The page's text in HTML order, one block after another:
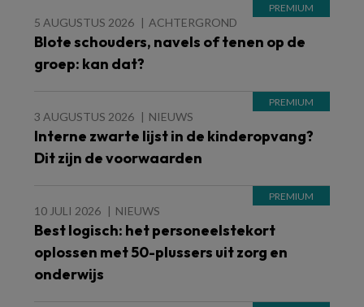
5 AUGUSTUS 2026 ACHTERGROND
Blote schouders, navels of tenen op de
groep: kan dat?
3 AUGUSTUS 2026 NIEUWS
Interne zwarte lijst in de kinderopvang?
Dit zijn de voorwaarden
10 JULI 2026 NIEUWS
Best logisch: het personeelstekort
oplossen met 50-plussers uit zorg en
onderwijs